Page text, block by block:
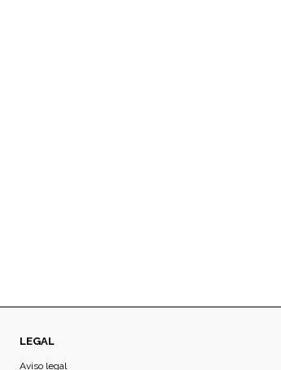
LEGAL
Aviso legal